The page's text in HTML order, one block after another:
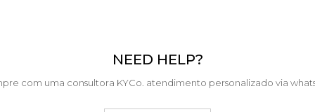
NEED HELP?
com uma consultora KYCo. atendimento personalizado via